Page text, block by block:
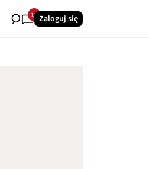
15Zaloguj się